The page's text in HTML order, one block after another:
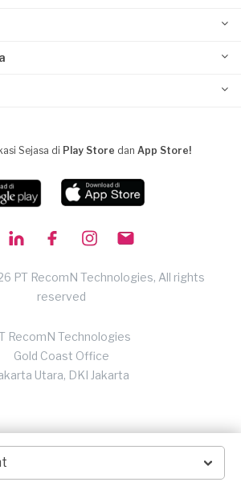
Sejasa di Play Store dan App Store!
PT RecomN Technologies, All rights
reserved
RecomN Technologies
Gold Coast Office
Utara, DKI Jakarta